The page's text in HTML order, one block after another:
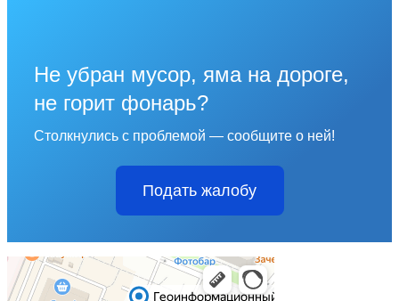
Не убран мусор, яма на дороге,
не горит фонарь?
Столкнулись с проблемой — сообщите о ней!
Подать жалобу